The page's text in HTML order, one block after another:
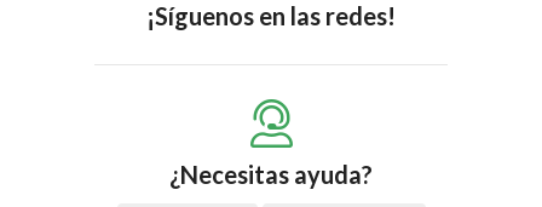
¡Síguenos en las redes!
¿Necesitas ayuda?